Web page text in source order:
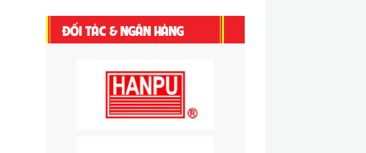
ĐỐI TÁC & NGÂN HÀNG